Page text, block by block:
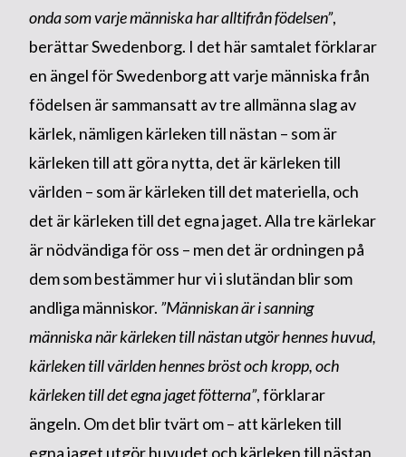
onda som varje människa har alltifrån födelsen”,
berättar Swedenborg. I det här samtalet förklarar
en ängel för Swedenborg att varje människa från
födelsen är sammansatt av tre allmänna slag av
kärlek, nämligen kärleken till nästan – som är
kärleken till att göra nytta, det är kärleken till
världen – som är kärleken till det materiella, och
det är kärleken till det egna jaget. Alla tre kärlekar
är nödvändiga för oss – men det är ordningen på
dem som bestämmer hur vi i slutändan blir som
andliga människor. ”Människan är i sanning
människa när kärleken till nästan utgör hennes huvud,
kärleken till världen hennes bröst och kropp, och
kärleken till det egna jaget fötterna”, förklarar
ängeln. Om det blir tvärt om – att kärleken till
egna jaget utgör huvudet och kärleken till nästan